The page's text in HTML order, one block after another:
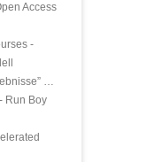
Access
-
…
Run Boy